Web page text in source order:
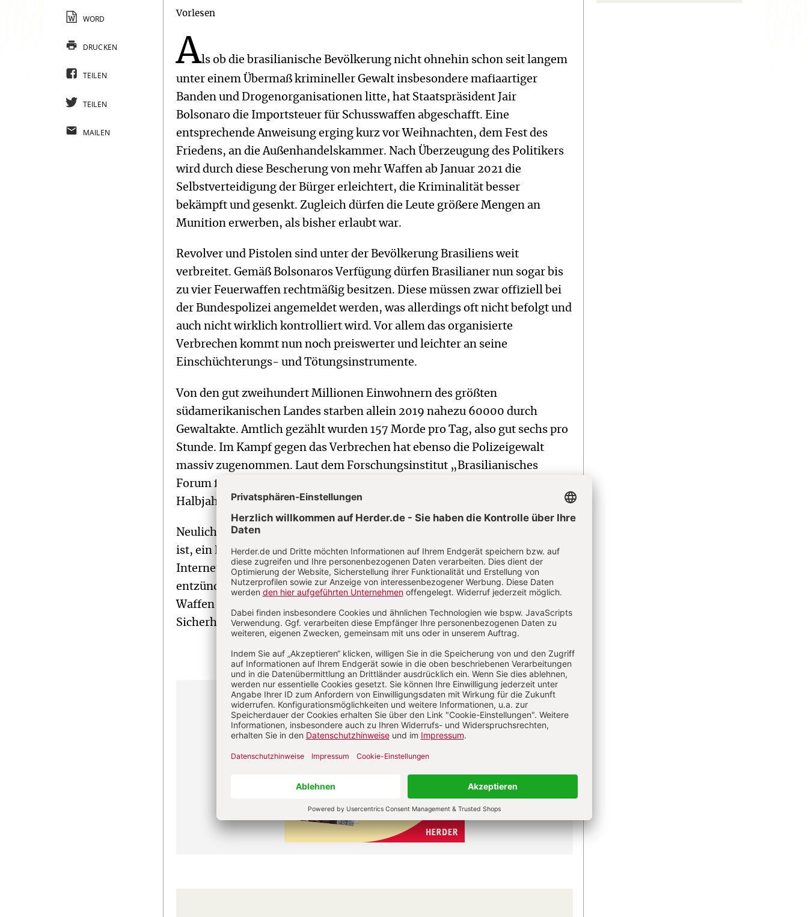
Vorlesen
Als ob die brasilianische Bevölkerung nicht ohnehin schon seit langem
unter einem Übermaß krimineller Gewalt insbesondere mafiaartiger
Banden und Drogenorganisationen litte, hat Staatspräsident Jair
Bolsonaro die Importsteuer für Schusswaffen abgeschafft. Eine
entsprechende Anweisung erging kurz vor Weihnachten, dem Fest des
Friedens, an die Außenhandelskammer. Nach Überzeugung des Politikers
wird durch diese Bescherung von mehr Waffen ab Januar 2021 die
Selbstverteidigung der Bürger erleichtert, die Kriminalität besser
bekämpft und gesenkt. Zugleich dürfen die Leute größere Mengen an
Munition erwerben, als bisher erlaubt war.
Revolver und Pistolen sind unter der Bevölkerung Brasiliens weit
verbreitet. Gemäß Bolsonaros Verfügung dürfen Brasilianer nun sogar bis
zu vier Feuerwaffen rechtmäßig besitzen. Diese müssen zwar offiziell bei
der Bundespolizei angemeldet werden, was allerdings oft nicht befolgt und
auch nicht wirklich kontrolliert wird. Vor allem das organisierte
Verbrechen kommt nun noch preiswerter und leichter an seine
Einschüchterungs- und Tötungsinstrumente.
Von den gut zweihundert Millionen Einwohnern des größten
südamerikanischen Landes starben allein 2019 nahezu 60000 durch
Gewaltakte. Amtlich gezählt wurden 157 Morde pro Tag, also gut sechs pro
Stunde. Im Kampf gegen das Verbrechen hat ebenso die Polizeigewalt
massiv zugenommen. Laut dem Forschungsinstitut „Brasilianisches
Forum für Öffentliche Sicherheit“ sind bei den Einsätzen allein im ersten
Halbjahr 2020 fast 3200 Personen durch Sicherheitskräfte getötet worden.
Neulich stellte Bolsonaros Sohn Eduardo, der Abgeordneter im Kongress
ist, ein Foto, das ihn mit seinem Vater im Präsidentenpalast zeigt, ins
Internet. An seinem Gürtel war eine Waffe zu sehen. An dem Bild
entzündeten sich heftige Diskussionen im Internet. Das Tragen von
Waffen ist im Präsidentenpalast nur der Polizei und sonstigem
Sicherheitspersonal erlaubt.
WORD
DRUCKEN
TEILEN
TEILEN
MAILEN